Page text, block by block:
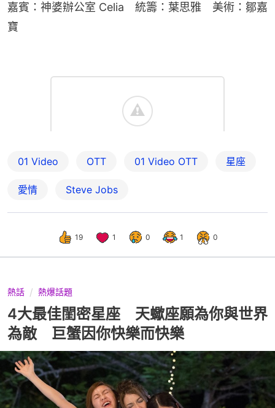
嘉賓：神婆辦公室 Celia　統籌：葉思雅　美術：鄒嘉
寶
01 Video OTT 01‌ ‌Video‌ ‌OTT 星座
愛情 Steve Jobs
19 1 0 1 0
熱話 熱爆話題
4大最佳閨密星座 天蠍座願為你與世界
為敵 巨蟹因你快樂而快樂